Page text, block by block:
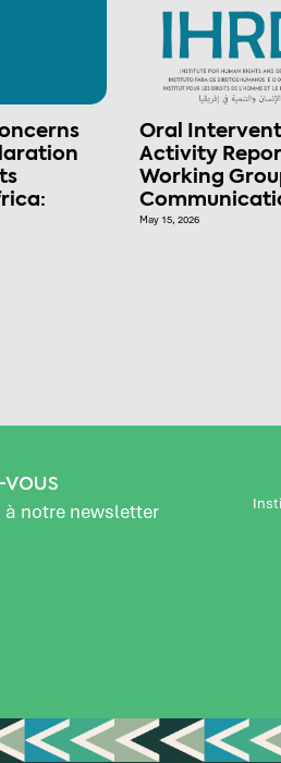
Oral
Activity
Working
May 15, 2026
à notre newsletter